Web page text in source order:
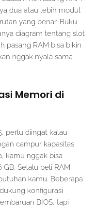
dua atau lebih modul
yang benar. Buku
diagram tentang slot
pasang RAM bisa bikin
nggak nyala sama
Memori di
perlu diingat kalau
campur kapasitas
kamu nggak bisa
GB. Selalu beli RAM
kamu. Beberapa
konfigurasi
BIOS, tapi